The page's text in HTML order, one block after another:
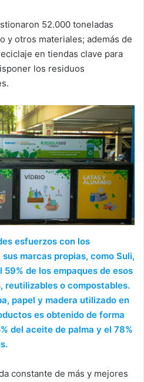
52.000 toneladas
y otros materiales; además de
en tiendas clave para
los residuos
esfuerzos con los
marcas propias, como Suli,
59% de los empaques de esos
reutilizables o compostables.
papel y madera utilizado en
es obtenido de forma
del aceite de palma y el 78%
constante de más y mejores